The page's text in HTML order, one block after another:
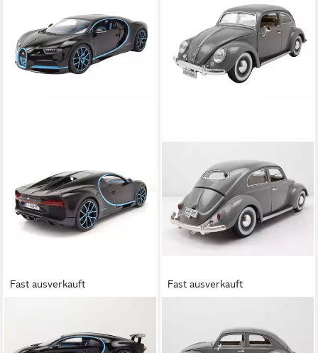
Fast ausverkauft
Sekunden Weltrekord 2016
Fast ausverkauft
Modellauto VW Käfer 1955
grau, Maßstab 1:18